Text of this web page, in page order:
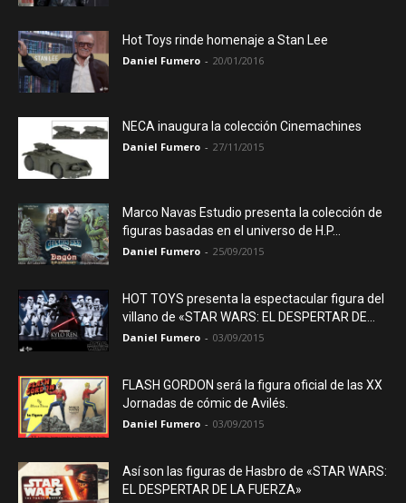
Hot Toys rinde homenaje a Stan Lee
Daniel Fumero - 20/01/2016
NECA inaugura la colección Cinemachines
Daniel Fumero - 27/11/2015
Marco Navas Estudio presenta la colección de
figuras basadas en el universo de H.P...
Daniel Fumero - 25/09/2015
HOT TOYS presenta la espectacular figura del
villano de «STAR WARS: EL DESPERTAR DE...
Daniel Fumero - 03/09/2015
FLASH GORDON será la figura oficial de las XX
Jornadas de cómic de Avilés.
Daniel Fumero - 03/09/2015
Así son las figuras de Hasbro de «STAR WARS:
EL DESPERTAR DE LA FUERZA»